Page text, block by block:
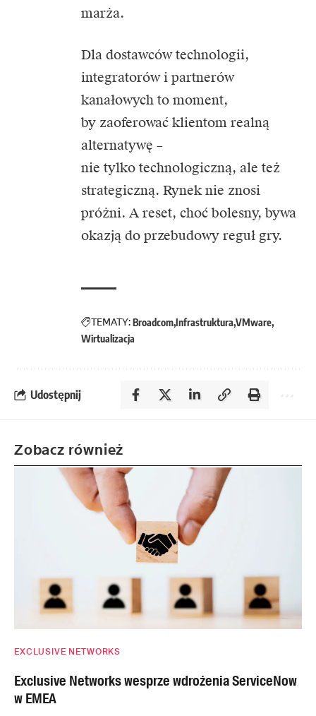
marża.
Dla dostawców technologii,
integratorów i partnerów
kanałowych to moment,
by zaoferować klientom realną
alternatywę –
nie tylko technologiczną, ale też
strategiczną. Rynek nie znosi
próżni. A reset, choć bolesny, bywa
okazją do przebudowy reguł gry.
TEMATY:BroadcomInfrastruktura VMware
Wirtualizacja
Udostępnij
Zobacz również
EXCLUSIVE NETWORKS
Exclusive Networks wesprze wdrożenia ServiceNow
w EMEA